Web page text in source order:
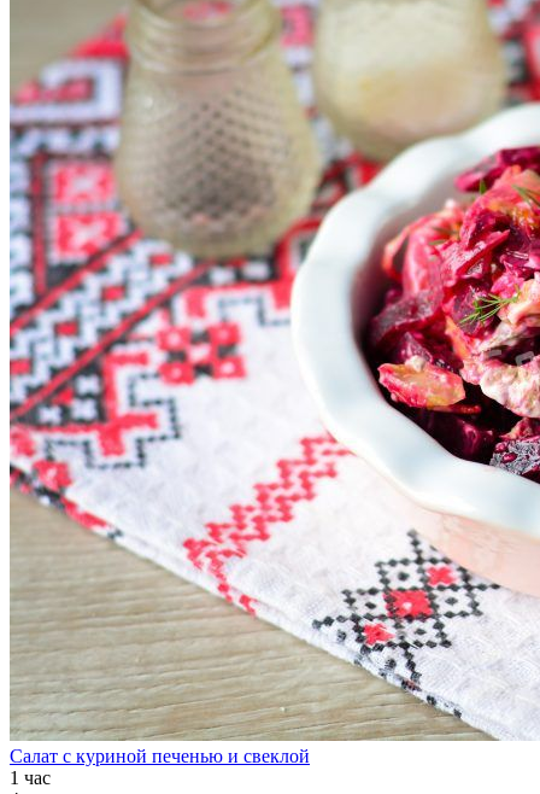
Салат с куриной печенью и свеклой
1 час